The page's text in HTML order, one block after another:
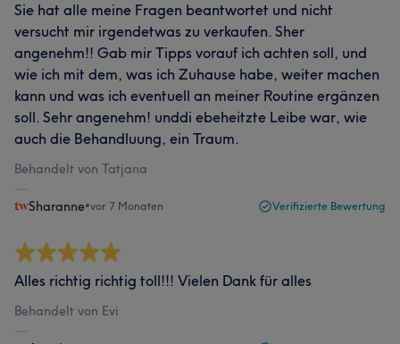
Sie hat alle meine Fragen beantwortet und nicht
versucht mir irgendetwas zu verkaufen. Sher
angenehm!! Gab mir Tipps vorauf ich achten soll, und
wie ich mit dem, was ich Zuhause habe, weiter machen
kann und was ich eventuell an meiner Routine ergänzen
soll. Sehr angenehm! unddi ebeheitzte Leibe war, wie
auch die Behandluung, ein Traum.
Behandelt von Tatjana
Sharanne•vor 7 Monaten Verifizierte Bewertung
Alles richtig richtig toll!!! Vielen Dank für alles
Behandelt von Evi